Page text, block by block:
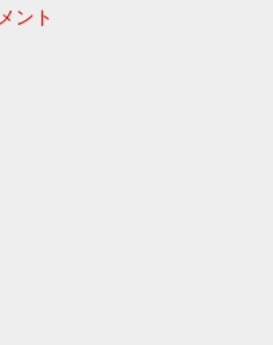
ント